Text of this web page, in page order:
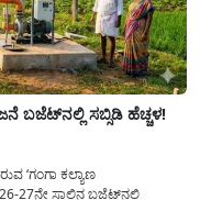
ಬಜೆಟ್‌ನಲ್ಲಿ ಸಬ್ಸಿಡಿ ಹೆಚ್ಚಳ!
‘ಗಂಗಾ ಕಲ್ಯಾಣ
27ನೇ ಸಾಲಿನ ಬಜೆಟ್‌ನಲ್ಲಿ